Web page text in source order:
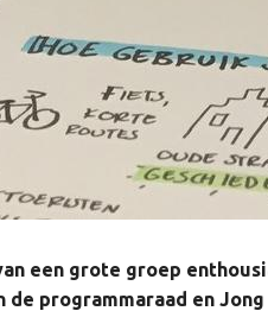
een grote groep
programmaraad en Jong